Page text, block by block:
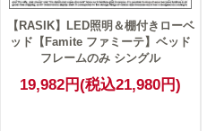
【RASIK】LED照明＆棚付きローベ
ッド【Famite ファミーテ】ベッド
フレームのみ シングル
19,982円(税込21,980円)